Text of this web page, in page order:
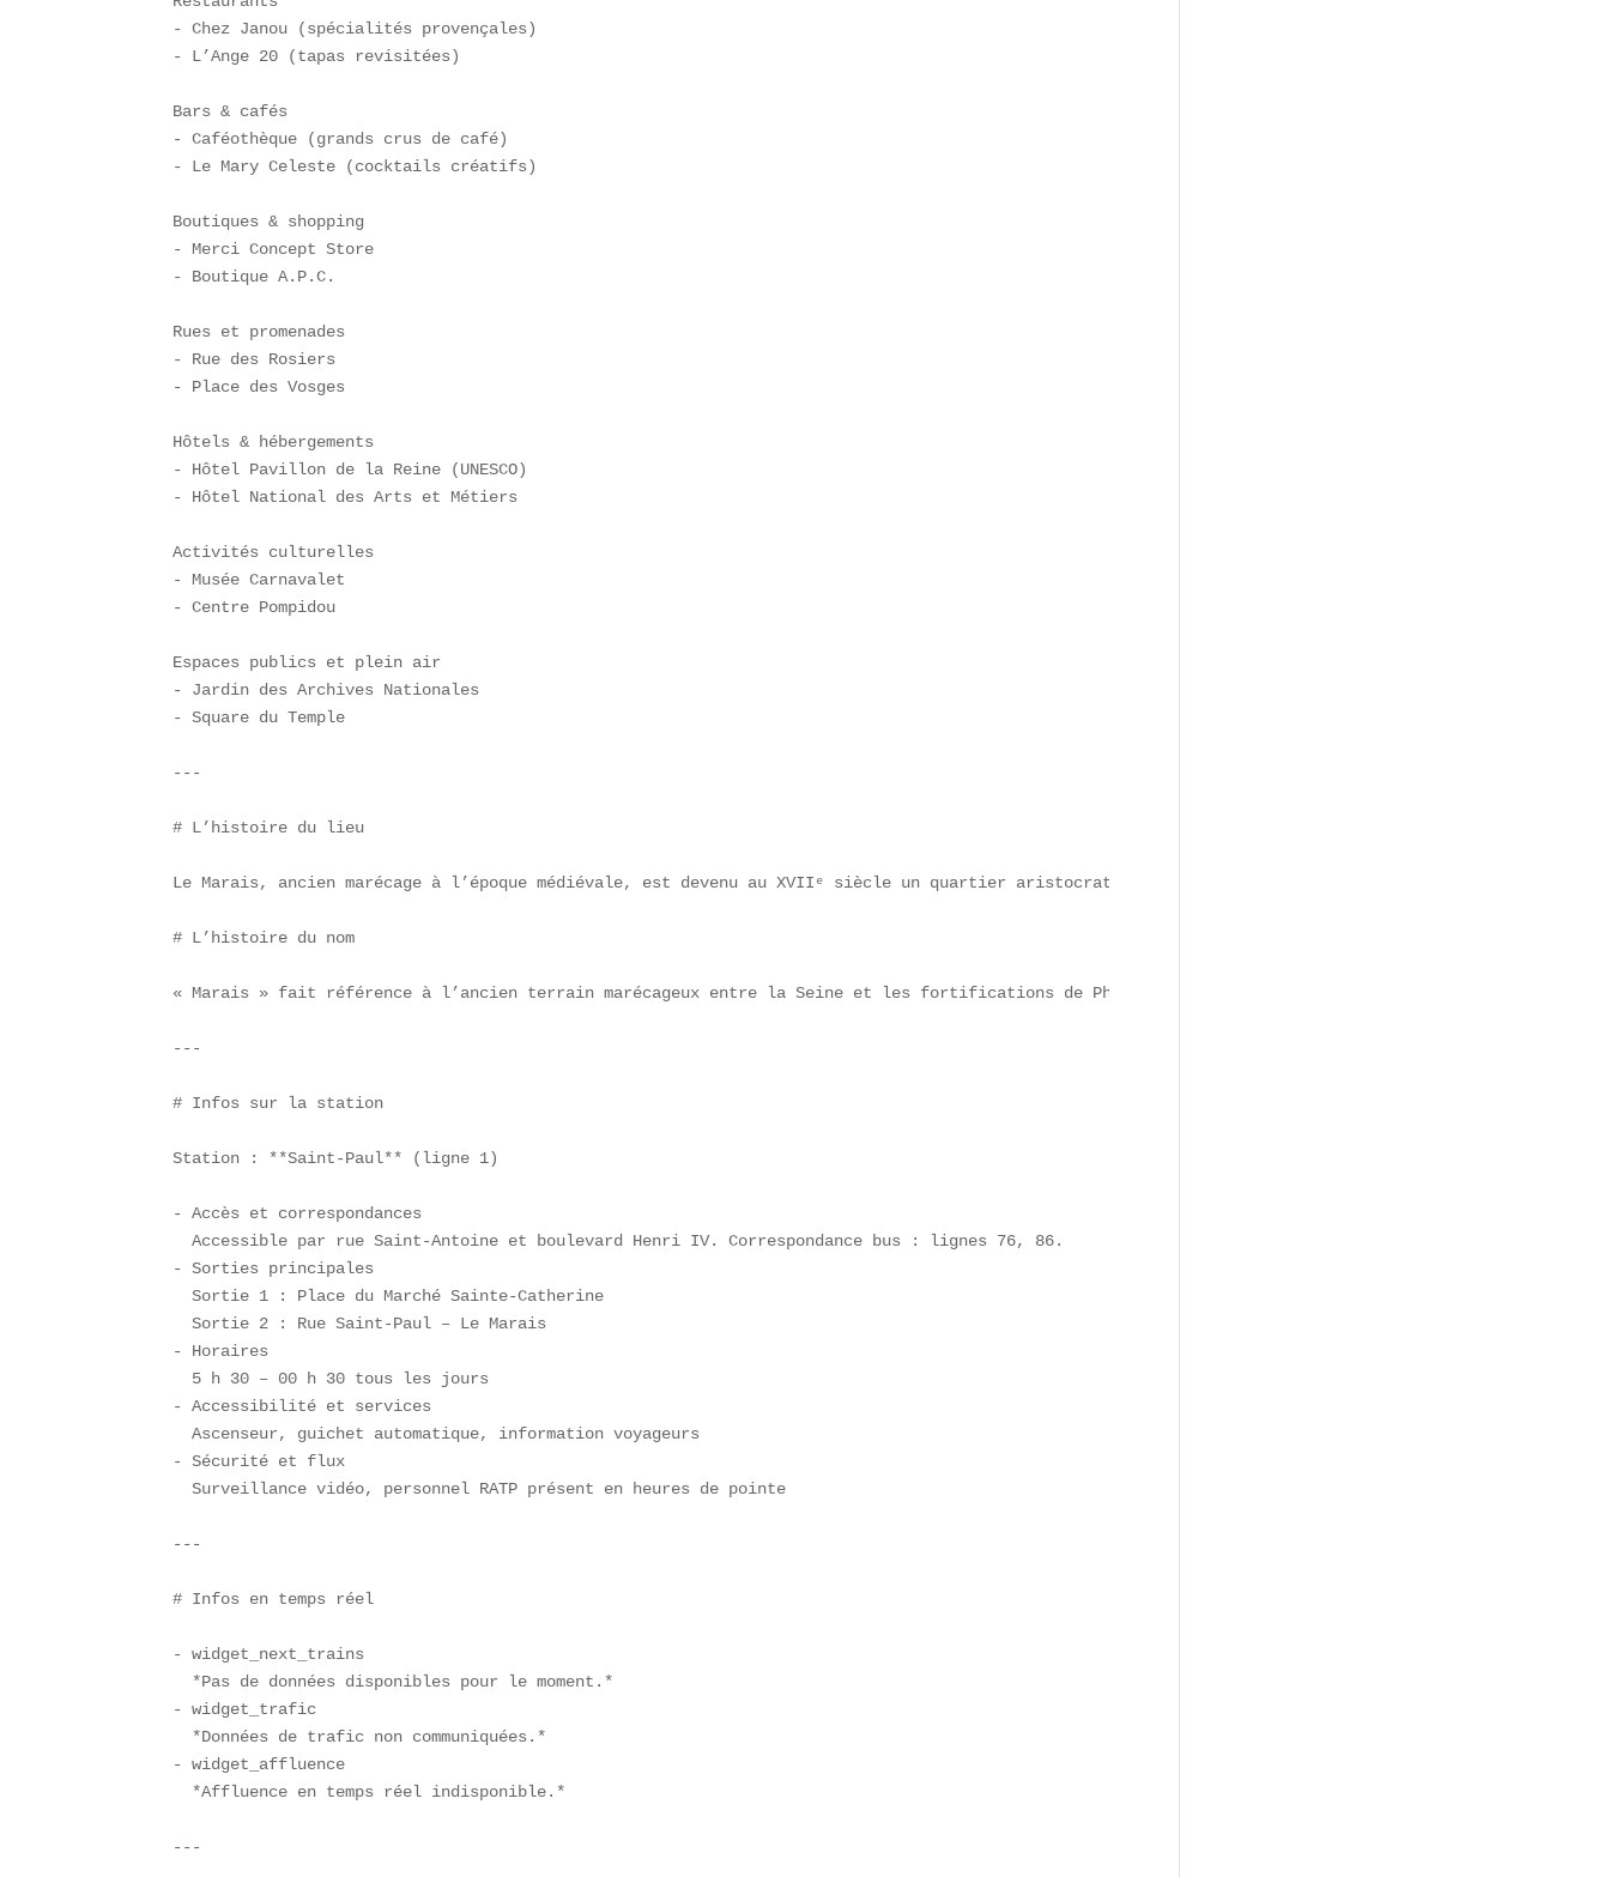
- Chez Janou (spécialités provençales)
- L’Ange 20 (tapas revisitées)
Bars & cafés
- Caféothèque (grands crus de café)
- Le Mary Celeste (cocktails créatifs)
Boutiques & shopping
- Merci Concept Store
- Boutique A.P.C.
Rues et promenades
- Rue des Rosiers
- Place des Vosges
Hôtels & hébergements
- Hôtel Pavillon de la Reine (UNESCO)
- Hôtel National des Arts et Métiers
Activités culturelles
- Musée Carnavalet
- Centre Pompidou
Espaces publics et plein air
- Jardin des Archives Nationales
- Square du Temple
---
# L’histoire du lieu
Le Marais, ancien marécage à l’époque médiévale, est devenu au XVIIᵉ siècle un quartier aristocratique autour des hôtels particuliers. Au fil du
# L’histoire du nom
« Marais » fait référence à l’ancien terrain marécageux entre la Seine et les fortifications de Philippe Auguste. Ce nom subsiste malgré
---
# Infos sur la station
Station : **Saint-Paul** (ligne 1)
- Accès et correspondances
  Accessible par rue Saint-Antoine et boulevard Henri IV. Correspondance bus : lignes 76, 86.
- Sorties principales
  Sortie 1 : Place du Marché Sainte-Catherine
  Sortie 2 : Rue Saint-Paul – Le Marais
- Horaires
  5 h 30 – 00 h 30 tous les jours
- Accessibilité et services
  Ascenseur, guichet automatique, information voyageurs
- Sécurité et flux
  Surveillance vidéo, personnel RATP présent en heures de pointe
---
# Infos en temps réel
- widget_next_trains
  *Pas de données disponibles pour le moment.*
- widget_trafic
  *Données de trafic non communiquées.*
- widget_affluence
  *Affluence en temps réel indisponible.*
---